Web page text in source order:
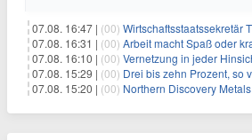
07.08. 16:47 | (00) Wirtschaftsstaatssekretär Thomas Dörflinger
07.08. 16:31 | (00) Arbeit macht Spaß oder
07.08. 16:10 | (00) Vernetzung in jeder Hinsicht – Die
07.08. 15:29 | (00) Drei bis zehn Prozent, so viel Strom
07.08. 15:20 | (00) Northern Discovery Metals gibt die